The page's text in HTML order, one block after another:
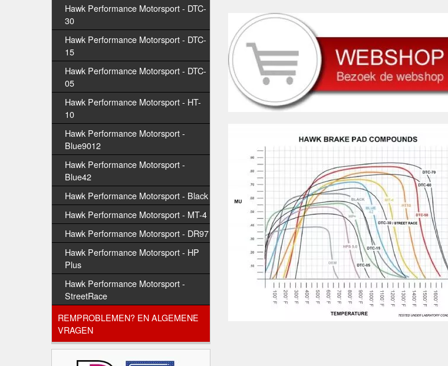
Hawk Performance Motorsport - DTC-
30
Hawk Performance Motorsport - DTC-
15
Hawk Performance Motorsport - DTC-
05
Hawk Performance Motorsport - HT-
10
Hawk Performance Motorsport -
Blue9012
Hawk Performance Motorsport -
Blue42
Hawk Performance Motorsport - Black
Hawk Performance Motorsport - MT-4
Hawk Performance Motorsport - DR97
Hawk Performance Motorsport - HP
Plus
Hawk Performance Motorsport -
StreetRace
REMPROBLEMEN? EN ALGEMENE
VRAGEN